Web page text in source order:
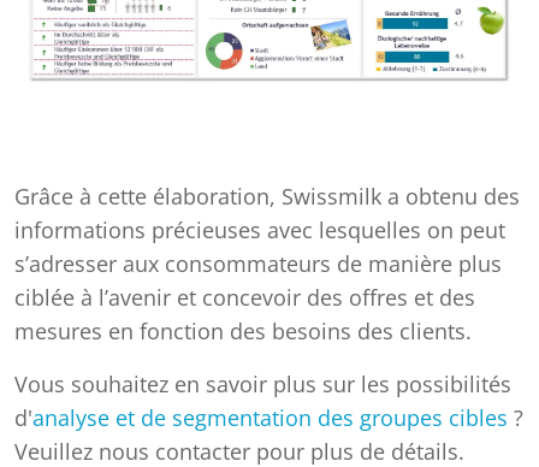
Grâce à cette élaboration, Swissmilk a obtenu des
informations précieuses avec lesquelles on peut
s’adresser aux consommateurs de manière plus
ciblée à l’avenir et concevoir des offres et des
mesures en fonction des besoins des clients.
Vous souhaitez en savoir plus sur les possibilités
d'analyse et de segmentation des groupes cibles ?
Veuillez nous contacter pour plus de détails.